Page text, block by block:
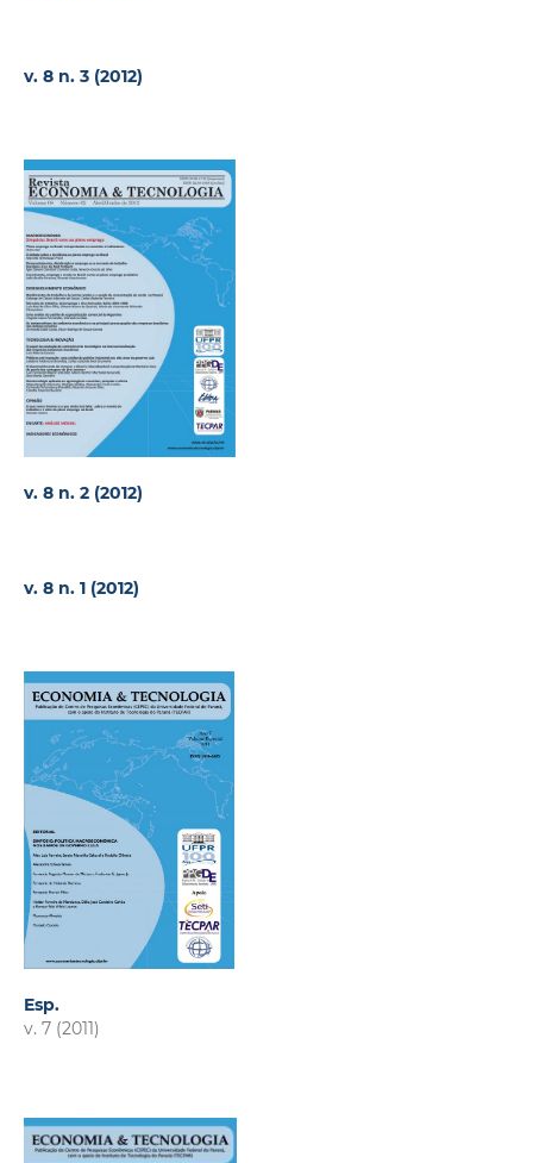
v. 8 n. 3 (2012)
v. 8 n. 2 (2012)
v. 8 n. 1 (2012)
Esp.
v. 7 (2011)